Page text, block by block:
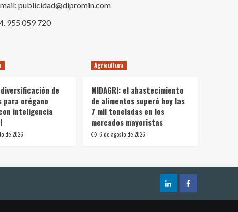
publicidad@dipromin.com
955 059 720
de
para orégano
inteligencia
de 2026
Agricultura
MIDAGRI: el abastecimiento
de alimentos superó hoy las
7 mil toneladas en los
mercados mayoristas
6 de agosto de 2026